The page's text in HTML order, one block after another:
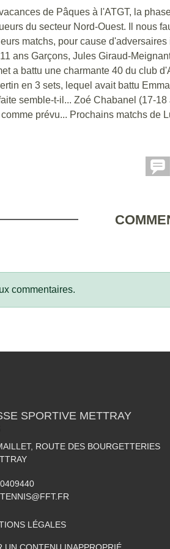
de Pâques à l'ATGT, la
du secteur Nord-Ouest. Il nous
matchs, pour cause
ans Garçons, Jules Giraud-
a battu une charmante 40 du club
en 3 sets, lequel avait battu
semble-t-il... Zoé Chabanel (17-
prévu... Prochains matchs de
commentaires.
SPORTIVE METTRAY
ROUTE DES BOURGETTERIES
LÉGALES